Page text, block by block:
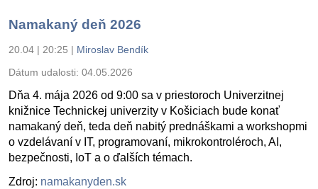
Namakaný deň 2026
20.04 | 20:25 | Miroslav Bendík
Dátum udalosti: 04.05.2026
Dňa 4. mája 2026 od 9:00 sa v priestoroch Univerzitnej
knižnice Technickej univerzity v Košiciach bude konať
namakaný deň, teda deň nabitý prednáškami a workshopmi
o vzdelávaní v IT, programovaní, mikrokontroléroch, AI,
bezpečnosti, IoT a o ďalších témach.
Zdroj: namakanyden.sk